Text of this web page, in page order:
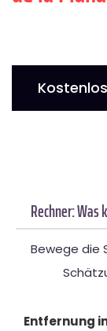
Rechner:
Bewege die
Entfernung